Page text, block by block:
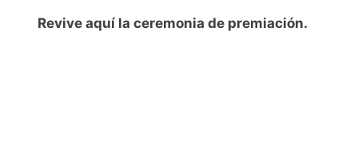
Revive aquí la ceremonia de premiación.